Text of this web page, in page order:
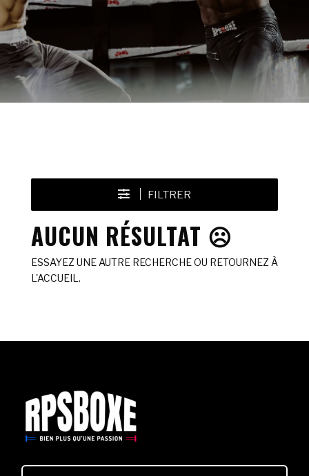
FILTRER
AUCUN RÉSULTAT ☹️
ESSAYEZ UNE AUTRE RECHERCHE OU RETOURNEZ À
L'ACCUEIL.